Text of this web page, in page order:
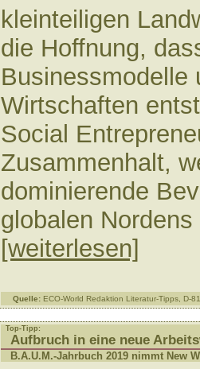
kleinteiligen
die Hoffnung,
Businessmodelle
Wirtschaften
Social
Zusammenhalt,
dominierende
globalen
[weiterlesen]
Quelle: ECO-World Redaktion Literatur-Tipps, D-
Top-Tipp:
Aufbruch in eine neue
B.A.U.M.-Jahrbuch 2019 nimmt New